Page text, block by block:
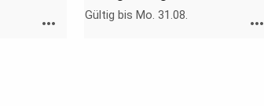
more_horiz Gültig bis Mo. 31.08. more_horiz